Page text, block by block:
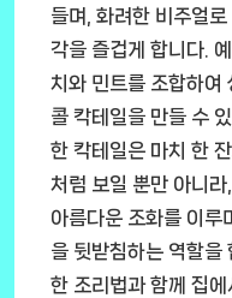
들며, 화려한 비주얼로
각을 즐겁게 합니다.
치와 민트를 조합하여
콜 칵테일을 만들 수
한 칵테일은 마치 한
처럼 보일 뿐만 아니라
아름다운 조화를 이루
을 뒷받침하는 역할을
한 조리법과 함께 집에